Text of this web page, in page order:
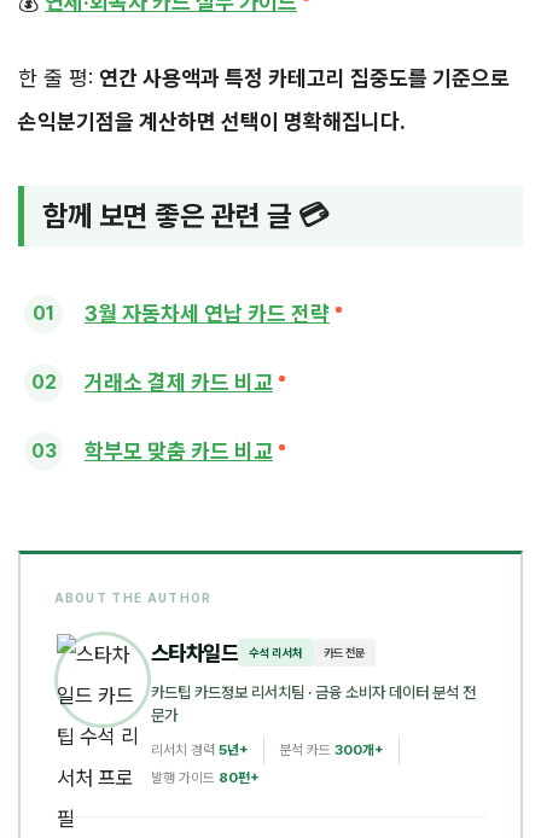
한 줄 평: 연간 사용액과 특정 카테고리 집중도를 기준으로
손익분기점을 계산하면 선택이 명확해집니다.
함께 보면 좋은 관련 글 💳
3월 자동차세 연납 카드 전략
거래소 결제 카드 비교
학부모 맞춤 카드 비교
ABOUT THE AUTHOR
스타차일드 수석 리서처 카드 전문
카드팁 카드정보 리서치팀 · 금융 소비자 데이터 분석 전
문가
리서치 경력 5년+ 분석 카드 300개+
발행 가이드 80편+